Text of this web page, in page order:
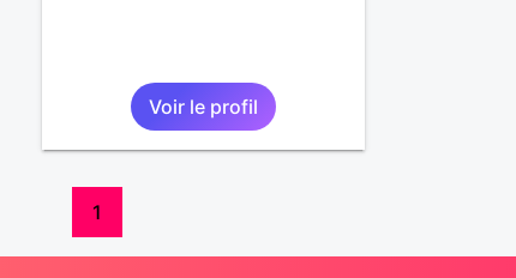
Voir le profil
1